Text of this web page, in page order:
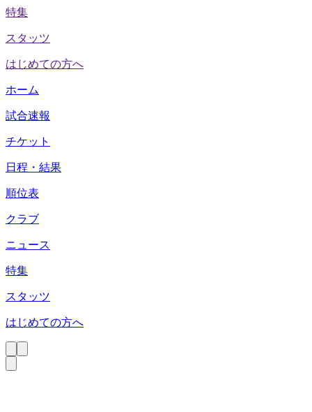
特集
スタッツ
はじめての方へ
ホーム
試合速報
チケット
日程・結果
順位表
クラブ
ニュース
特集
スタッツ
はじめての方へ